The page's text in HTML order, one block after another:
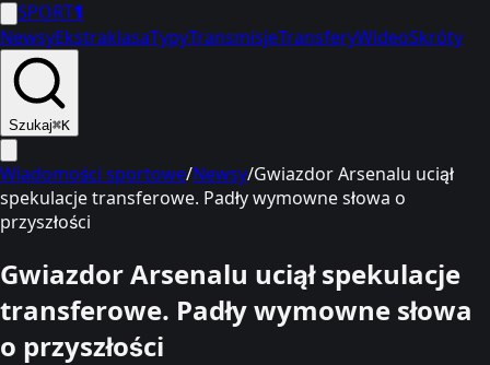
SPORT1
NewsyEkstraklasaTypyTransmisjeTransferyWideoSkróty
Szukaj⌘K
Wiadomości sportowe/Newsy/Gwiazdor Arsenalu uciął
spekulacje transferowe. Padły wymowne słowa o
przyszłości
Gwiazdor Arsenalu uciął spekulacje
transferowe. Padły wymowne słowa
o przyszłości